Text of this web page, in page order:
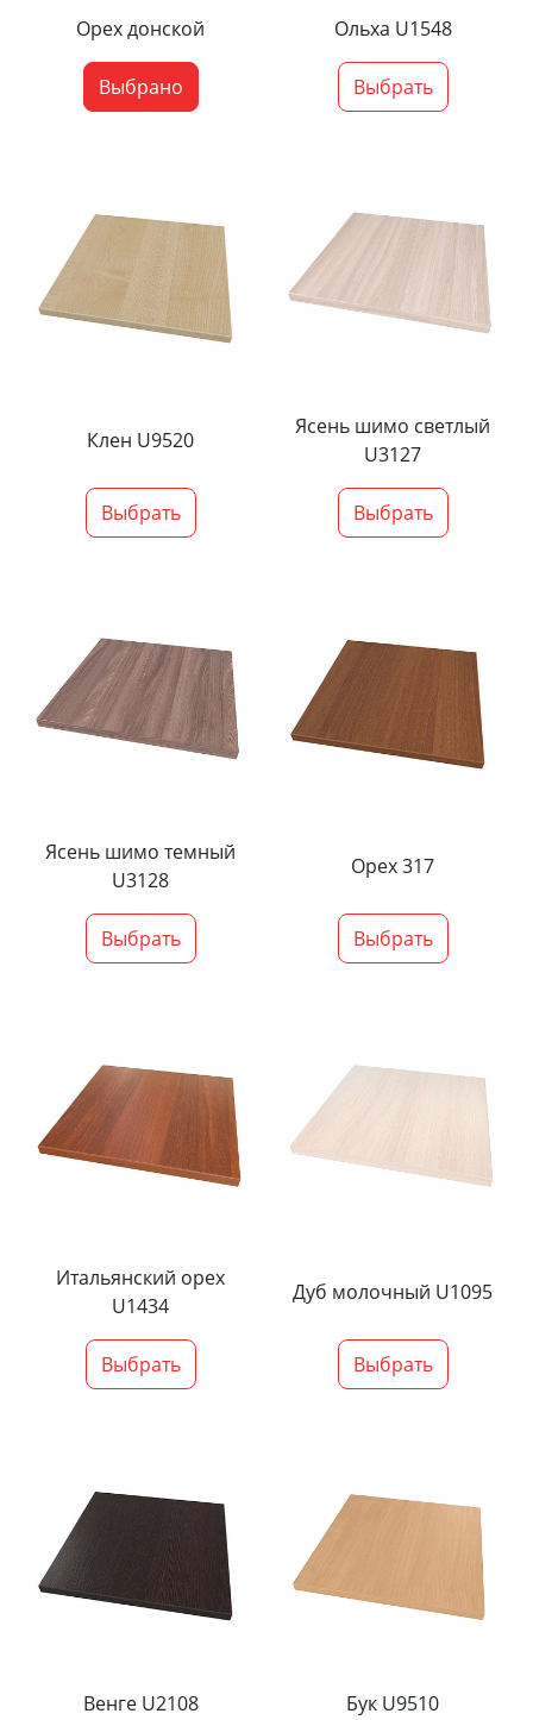
Орех донской
Выбрано
Ольха U1548
Выбрать
Клен U9520
Выбрать
Ясень шимо светлый
U3127
Выбрать
Ясень шимо темный
U3128
Выбрать
Орех 317
Выбрать
Итальянский орех
U1434
Выбрать
Дуб молочный U1095
Выбрать
Венге U2108 Бук U9510